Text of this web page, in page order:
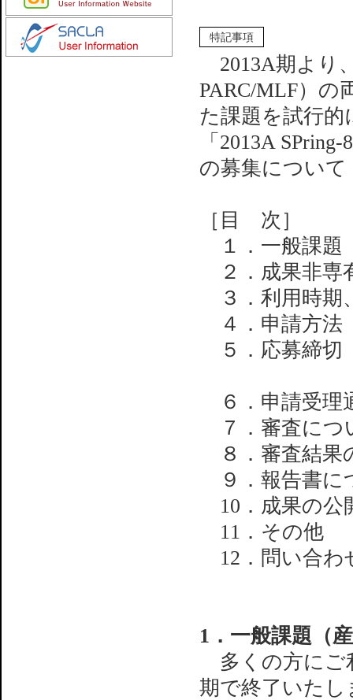
特記事項
2013A期より
PARC/MLF）の
た課題を試行
「2013A
の募集につい
［目 次］
１．一般課題
２．成果非専
３．利用時期
４．申請方法
５．応募締切
６．申請受理
７．審査につ
８．審査結果
９．報告書に
10．成果の公
11．その他
12．問い合わ
1．一般課題（
多くの方にご
期で終了いたし